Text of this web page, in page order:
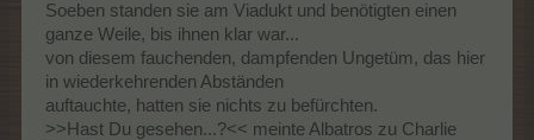
Soeben standen sie am Viadukt und benötigten einen
ganze Weile, bis ihnen klar war...
von diesem fauchenden, dampfenden Ungetüm, das hier
in wiederkehrenden Abständen
auftauchte, hatten sie nichts zu befürchten.
>>Hast Du gesehen...?<< meinte Albatros zu Charlie